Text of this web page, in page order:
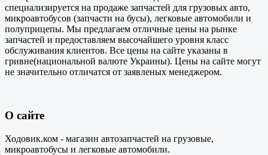
специализируется на продаже запчастей для грузовых авто,
микроавтобусов (запчасти на бусы), легковые автомобили и
полуприцепы. Мы предлагаем отличные цены на рынке
запчастей и предоставляем высочайшего уровня класс
обслуживания клиентов. Все цены на сайте указаны в
гривне(национальной валюте Украины). Цены на сайте могут
не значительно отличатся от заявленых менеджером.
О сайте
Ходовик.ком - магазин автозапчастей на грузовые,
микроавтобусы и легковые автомобили.